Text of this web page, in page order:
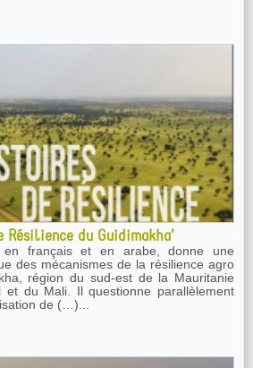
du Guidimakha’
en français et en arabe, donne une
des mécanismes de la résilience agro
région du sud-est de la Mauritanie
et du Mali. Il questionne parallèlement
de (…)...